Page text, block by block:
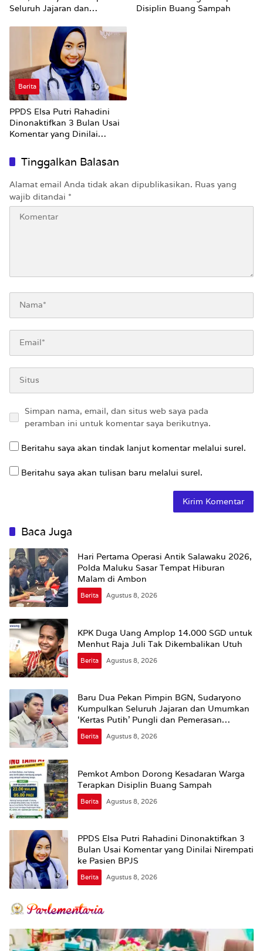
Seluruh Jajaran dan
Pungli dan Pemerasan
Supplier harus Berhenti
Disiplin Buang Sampah
Berita
PPDS Elsa Putri Rahadini
Dinonaktifkan 3 Bulan Usai
Komentar yang Dinilai
Tinggalkan Balasan
Alamat email Anda tidak akan dipublikasikan. Ruas yang
wajib ditandai *
Simpan nama, email, dan situs web saya pada
peramban ini untuk komentar saya berikutnya.
Beritahu saya akan tindak lanjut komentar melalui surel.
Beritahu saya akan tulisan baru melalui surel.
Baca Juga
Hari Pertama Operasi Antik Salawaku 2026,
Polda Maluku Sasar Tempat Hiburan
Malam di Ambon
Berita Agustus 8, 2026
KPK Duga Uang Amplop 14.000 SGD untuk
Menhut Raja Juli Tak Dikembalikan Utuh
Berita Agustus 8, 2026
Baru Dua Pekan Pimpin BGN, Sudaryono
Kumpulkan Seluruh Jajaran dan Umumkan
‘Kertas Putih’ Pungli dan Pemerasan
Supplier harus Berhenti Sekarang
Berita Agustus 8, 2026
Pemkot Ambon Dorong Kesadaran Warga
Terapkan Disiplin Buang Sampah
Berita Agustus 8, 2026
PPDS Elsa Putri Rahadini Dinonaktifkan 3
Bulan Usai Komentar yang Dinilai Nirempati
ke Pasien BPJS
Berita Agustus 8, 2026